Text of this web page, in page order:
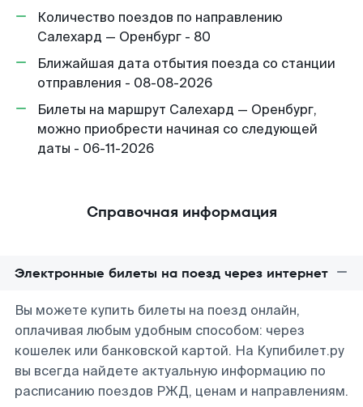
Количество поездов по направлению
Салехард — Оренбург - 80
Ближайшая дата отбытия поезда со станции
отправления - 08-08-2026
Билеты на маршрут Салехард — Оренбург,
можно приобрести начиная со следующей
даты - 06-11-2026
Справочная информация
Электронные билеты на поезд через интернет
Вы можете купить билеты на поезд онлайн,
оплачивая любым удобным способом: через
кошелек или банковской картой. На Купибилет.ру
вы всегда найдете актуальную информацию по
расписанию поездов РЖД, ценам и направлениям.